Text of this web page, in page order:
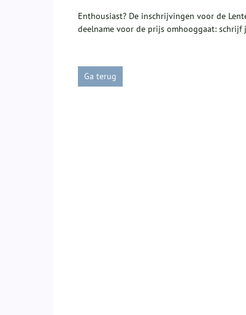
Enthousiast? De inschrijvingen voor de
deelname voor de prijs omhooggaat: schrijf
Ga terug